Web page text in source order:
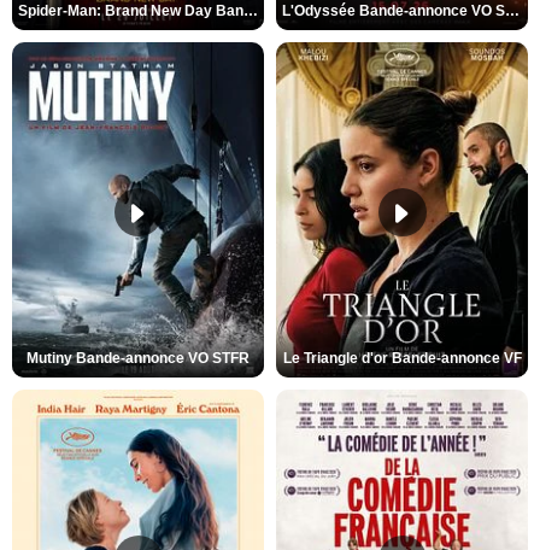
Spider-Man: Brand New Day Bande-annonce VO STFR L'Odyssée Bande-annonce VO STFR
Mutiny Bande-annonce VO STFR Le Triangle d'or Bande-annonce VF